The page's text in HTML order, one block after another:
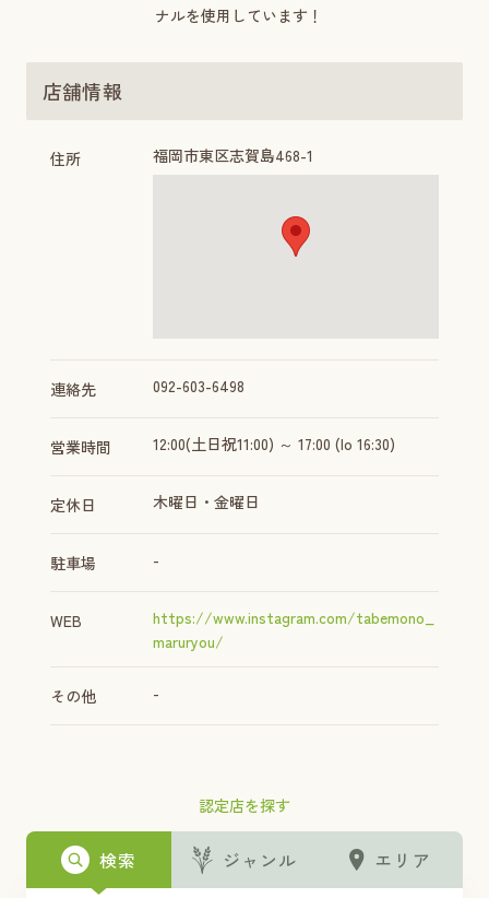
認定店を探す
検索 ジャンル エリア
ナルを使用しています！
店舗情報
住所 福岡市東区志賀島468-1
連絡先 092-603-6498⁡⁡⁡
営業時間 ⁡12:00(土日祝11:00) ～ 17:00 (lo 16:30)⁡⁡ ⁡
定休日 木曜日・金曜日
駐車場 -
WEB
https://www.instagram.com/tabemono_
maruryou/
その他 -